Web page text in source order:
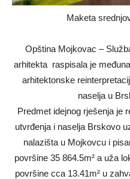
Maketa
Opština Mojkovac –
arhitekta raspisala je
arhitektonske
naselja u
Predmet idejnog rješenja je
utvrđenja i naselja Brskovo
nalazišta u Mojkovcu i
površine 35 864.5m² a uža
površine cca 13.41m² u